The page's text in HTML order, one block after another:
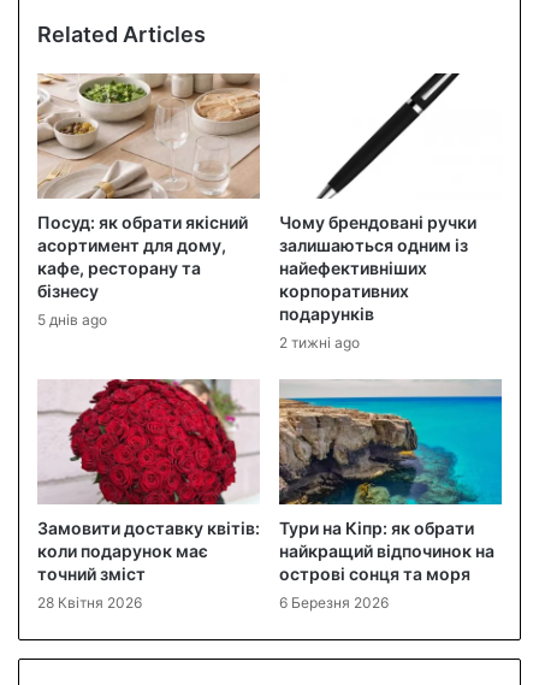
Related Articles
Посуд: як обрати якісний
асортимент для дому,
кафе, ресторану та
бізнесу
5 днів ago
Чому брендовані ручки
залишаються одним із
найефективніших
корпоративних
подарунків
2 тижні ago
Замовити доставку квітів:
коли подарунок має
точний зміст
28 Квітня 2026
Тури на Кіпр: як обрати
найкращий відпочинок на
острові сонця та моря
6 Березня 2026